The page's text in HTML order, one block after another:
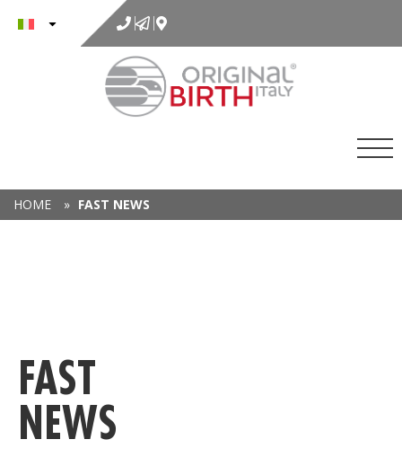
contenuto
HOME » FAST NEWS
FAST
NEWS